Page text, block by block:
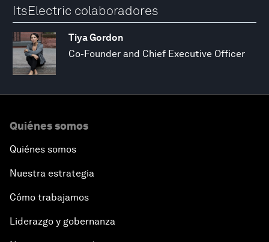
ItsElectric colaboradores
Tiya Gordon
Co-Founder and Chief Executive Officer
Quiénes somos
Quiénes somos
Nuestra estrategia
Cómo trabajamos
Liderazgo y gobernanza